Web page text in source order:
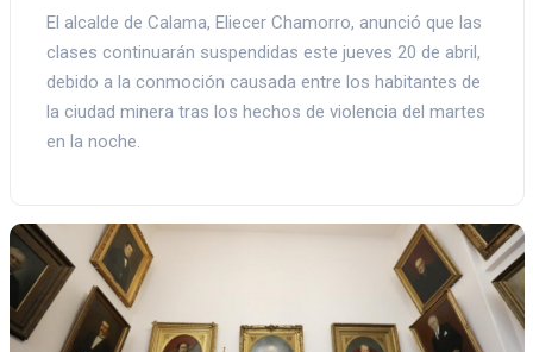
El alcalde de Calama, Eliecer Chamorro, anunció que las
clases continuarán suspendidas este jueves 20 de abril,
debido a la conmoción causada entre los habitantes de
la ciudad minera tras los hechos de violencia del martes
en la noche.